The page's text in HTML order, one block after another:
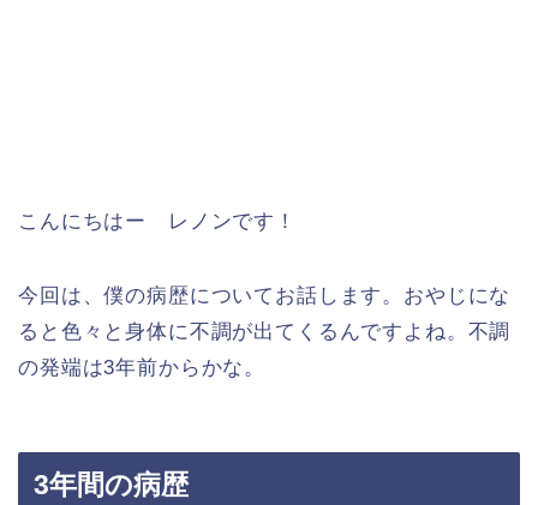
こんにちはー レノンです！
今回は、僕の病歴についてお話します。おやじにな
ると色々と身体に不調が出てくるんですよね。不調
の発端は3年前からかな。
3年間の病歴